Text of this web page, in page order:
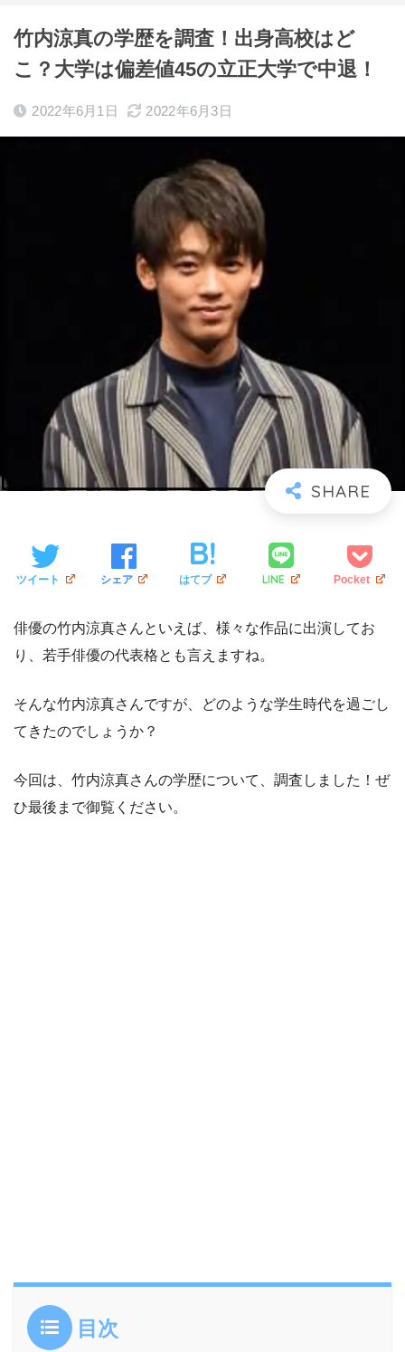
竹内涼真の学歴を調査！出身高校はど
こ？大学は偏差値45の立正大学で中退！
2022年6月1日 2022年6月3日
ツイート シェア はてブ LINE Pocket
俳優の竹内涼真さんといえば、様々な作品に出演してお
り、若手俳優の代表格とも言えますね。
そんな竹内涼真さんですが、どのような学生時代を過ごし
てきたのでしょうか？
今回は、竹内涼真さんの学歴について、調査しました！ぜ
ひ最後まで御覧ください。
目次